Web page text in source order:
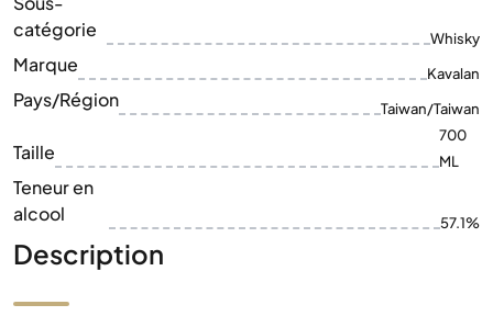
catégorie
Whisky
Marque Kavalan
Pays/Région Taiwan/Taiwan
Taille
700
ML
Teneur en
alcool
57.1%
Description